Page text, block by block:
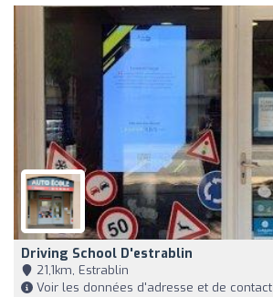
Driving School D'estrablin
21,1km, Estrablin
Voir les données d'adresse et de contact